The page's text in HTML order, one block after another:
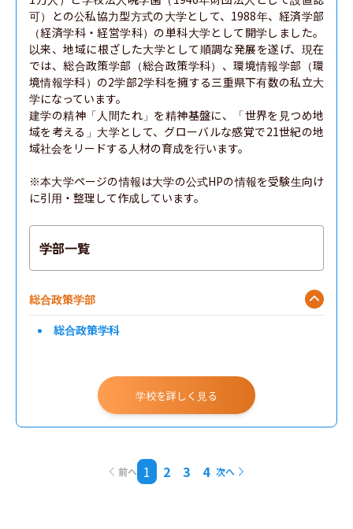
可）との公私協力型方式の大学として、1988年、経済学部
（経済学科・経営学科）の単科大学として開学しました。
以来、地域に根ざした大学として順調な発展を遂げ、現在
では、総合政策学部（総合政策学科）、環境情報学部（環
境情報学科）の2学部2学科を擁する三重県下有数の私立大
学になっています。
建学の精神「人間たれ」を精神基盤に、「世界を見つめ地
域を考える」大学として、グローバルな感覚で21世紀の地
域社会をリードする人材の育成を行います。
※本大学ページの情報は大学の公式HPの情報を受験生向け
に引用・整理して作成しています。
学部一覧
総合政策学部
総合政策学科
学校を詳しく見る
前へ 1 2 3 4 次へ